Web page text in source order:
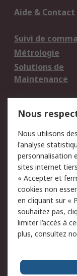
Aide & Contact
Suivi de
Métrologie
Solutions de
Maintenance
du site
Politique de
des données -
jour
Conditions
de vente
Campagnes
A propos de RS
A propos de
Le groupe RS
Nous
Nous utilisons
l'analyse
personnalisation
sites internet
« Accepter et
cookies non
en cliquant sur «
souhaitez pas,
limiter l’accès à
plus, consultez